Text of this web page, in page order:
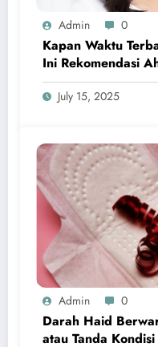
Admin 0
Kapan Waktu
Ini Rekomendasi
July 15, 2025
Admin 0
Darah Haid
atau Tanda